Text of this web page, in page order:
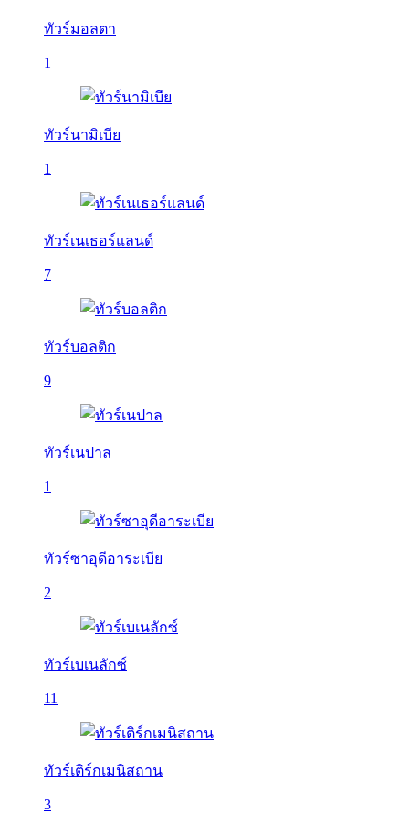
ทัวร์มอลตา
1
ทัวร์นามิเบีย
1
ทัวร์เนเธอร์แลนด์
7
ทัวร์บอลติก
9
ทัวร์เนปาล
1
ทัวร์ซาอุดีอาระเบีย
2
ทัวร์เบเนลักซ์
11
ทัวร์เติร์กเมนิสถาน
3